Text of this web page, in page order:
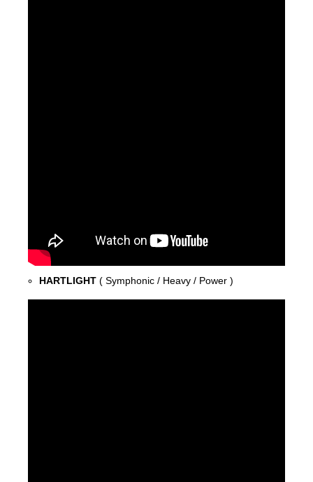
HARTLIGHT ( Symphonic / Heavy / Power )